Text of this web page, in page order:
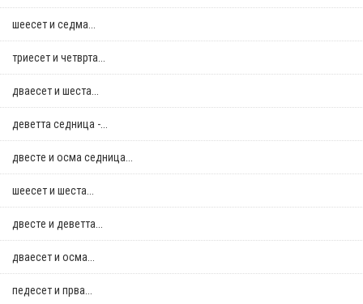
шеесет и седма...
триесет и четврта...
дваесет и шеста...
деветта седница -...
двестe и осма седница...
шеесет и шеста...
двестe и деветта...
дваесет и осма...
педесет и прва...